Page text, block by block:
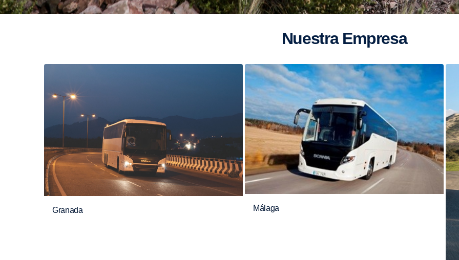
Nuestra Empresa
Granada Málaga